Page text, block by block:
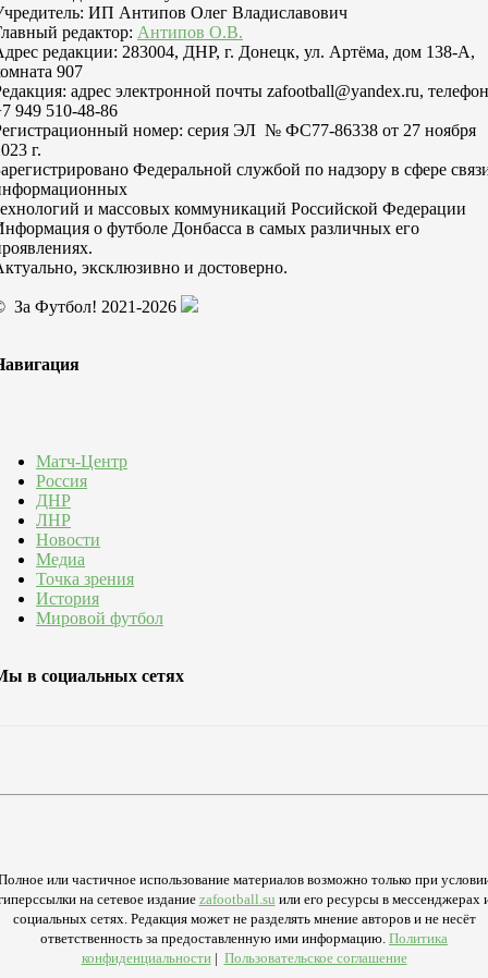
ИП Антипов Олег Владиславович
редактор: Антипов О.В.
редакции: 283004, ДНР, г. Донецк, ул. Артёма, дом 138-А,
907
адрес электронной почты zafootball@yandex.ru, телефон
949 510-48-86
номер: серия ЭЛ № ФС77-86338 от 27 ноября
г.
Федеральной службой по надзору в сфере
и массовых коммуникаций Российской Федерации
о футболе Донбасса в самых различных его
эксклюзивно и достоверно.
За Футбол! 2021-2026
Матч-Центр
Россия
ДНР
ЛНР
Новости
Медиа
Точка зрения
История
Мировой футбол
в социальных сетях
или частичное использование материалов возможно только при
на сетевое издание zafootball.su или его ресурсы в мессенджерах
социальных сетях. Редакция может не разделять мнение авторов и не несёт
ответственность за предоставленную ими информацию. Политика
конфиденциальности| Пользовательское соглашение